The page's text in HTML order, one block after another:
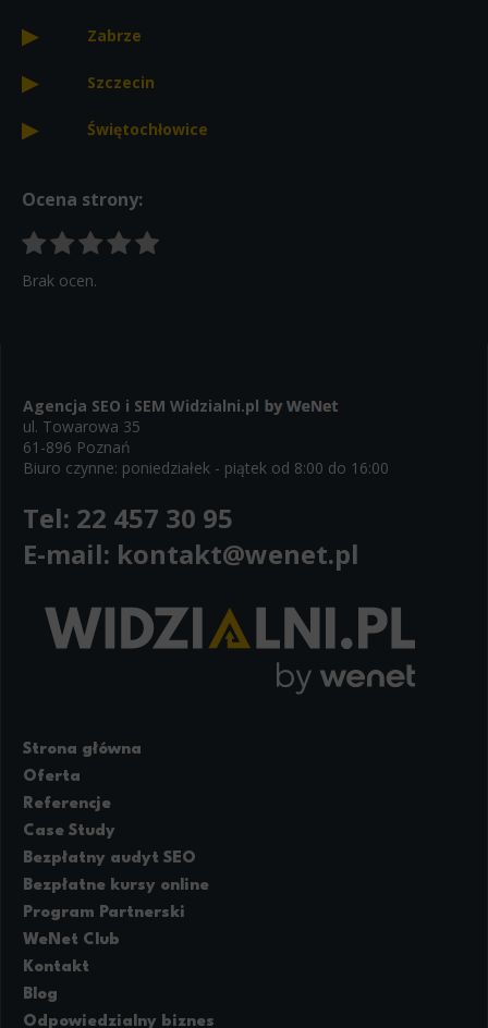
Zabrze
Szczecin
Świętochłowice
Ocena strony:
Brak ocen.
Agencja SEO i SEM Widzialni.pl
ul. Towarowa 35
61-896 Poznań
Biuro czynne: poniedziałek - piątek od 8:00 do 16:00
Tel: 22 457 30 95
E-mail: kontakt@wenet.pl
Strona główna
Oferta
Referencje
Case Study
Bezpłatny audyt SEO
Bezpłatne kursy online
Program Partnerski
WeNet Club
Kontakt
Blog
Odpowiedzialny biznes